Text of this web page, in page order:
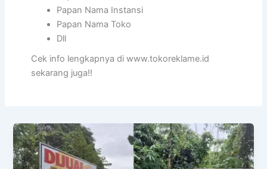
Papan Nama Instansi
Papan Nama Toko
Dll
Cek info lengkapnya di www.tokoreklame.id
sekarang juga!!